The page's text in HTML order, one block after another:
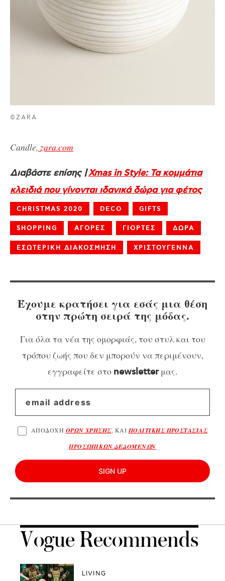
©ZARA
Candle, zara.com
Διαβάστε επίσης |Xmas in Style: Τα κομμάτια
κλειδιά που γίνονται ιδανικά δώρα για φέτος
CHRISTMAS 2020 DECO GIFTS
SHOPPING ΑΓΟΡΕΣ ΓΙΟΡΤΕΣ ΔΩΡΑ
ΕΣΩΤΕΡΙΚΗ ΔΙΑΚΟΣΜΗΣΗ ΧΡΙΣΤΟΥΓΕΝΝΑ
Έχουμε κρατήσει για εσάς μια θέση
στην πρώτη σειρά της μόδας.
Για όλα τα νέα της ομορφιάς, του στυλ και του
τρόπου ζωής που δεν μπορούν να περιμένουν,
εγγραφείτε στο newsletterμας.
ΑΠΟΔΟΧΗ ΟΡΩΝ ΧΡΗΣΗΣ, ΚΑΙ ΠΟΛΙΤΙΚΗΣ ΠΡΟΣΤΑΣΙΑΣ
ΠΡΟΣΩΠΙΚΩΝ ΔΕΔΟΜΕΝΩΝ
SIGN UP
Vogue Recommends
LIVING